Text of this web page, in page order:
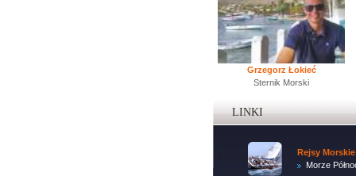
Grzegorz Łokieć
Sternik Morski
LINKI
Rejsy Morskie
Morze